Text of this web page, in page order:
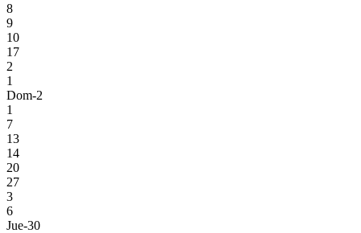
8
9
10
17
2
1
Dom-2
1
7
13
14
20
27
3
6
Jue-30